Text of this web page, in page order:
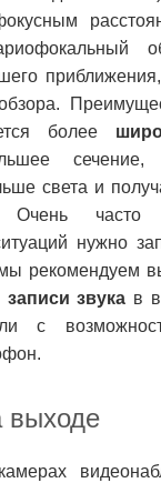
более
сечение,
света и
Очень
нужно
рекомендуем
звука в
с
выходе